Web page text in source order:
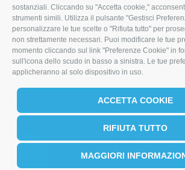
sostanziali. Cliccando su "Accetta cookie,"
strumenti simili. Utilizza il pulsante "Gestisci
personalizzare le tue scelte o "Rifiuta tutto" per
non strettamente necessari. Puoi modificare le tue
momento cliccando sul link "Preferenze Cookie" in
sull'icona dello scudo in basso a sinistra. Le tue
applicheranno al solo dispositivo in uso.
ACCETTA COOKIE
RIFIUTA TUTTO
MAGGIORI
r
o
k
I
n
PRIVACY POLICY
COOKIE